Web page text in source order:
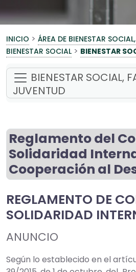
INICIO > ÁREA DE BIENESTAR
BIENESTAR SOCIAL > BIENESTAR
BIENESTAR SOCIAL,
JUVENTUD
Reglamento del
Solidaridad
Cooperación al
REGLAMENTO DE
SOLIDARIDAD
ANUNCIO
Según lo establecido en el